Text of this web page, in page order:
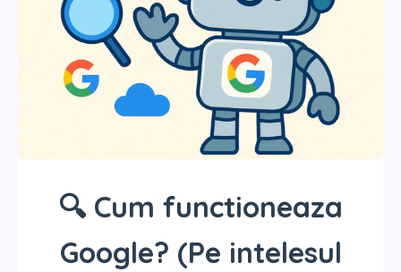
🔍 Cum functioneaza
Google? (Pe intelesul